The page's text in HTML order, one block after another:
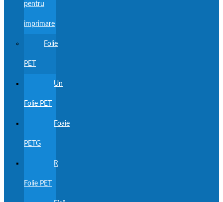
pentru
imprimare
Folie
PET
Un
Folie PET
Foaie
PETG
R
Folie PET